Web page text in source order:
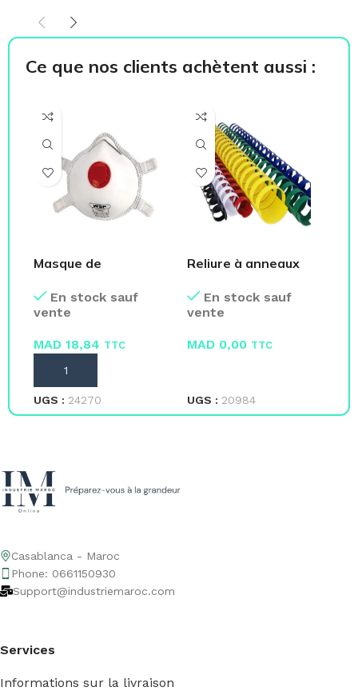
Ce que nos clients achètent aussi :
Masque de
En stock sauf
vente
MAD 18,84 TTC
AJOUTER AU PANIER
UGS : 24270
Reliure à anneaux
En stock sauf
vente
MAD 0,00 TTC
UGS : 20984
Casablanca - Maroc
Phone: 0661150930
Support@industriemaroc.com
Services
Informations sur la livraison